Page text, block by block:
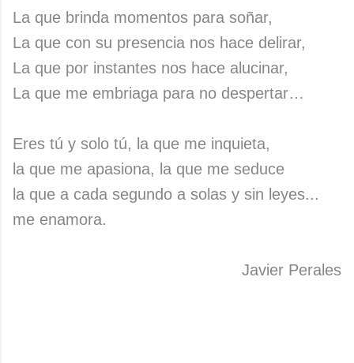
La que brinda momentos para soñar,
La que con su presencia nos hace delirar,
La que por instantes nos hace alucinar,
La que me embriaga para no despertar…
Eres tú y solo tú, la que me inquieta,
la que me apasiona, la que me seduce
la que a cada segundo a solas y sin leyes...
me enamora.
Javier Perales